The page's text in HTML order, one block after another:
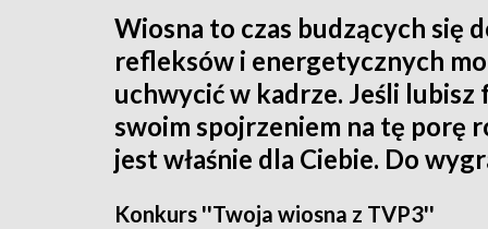
Wiosna to czas budzących się
refleksów i energetycznych
uchwycić w kadrze. Jeśli
swoim spojrzeniem na tę porę
jest właśnie dla Ciebie. Do
Konkurs ''Twoja wiosna z TVP3''